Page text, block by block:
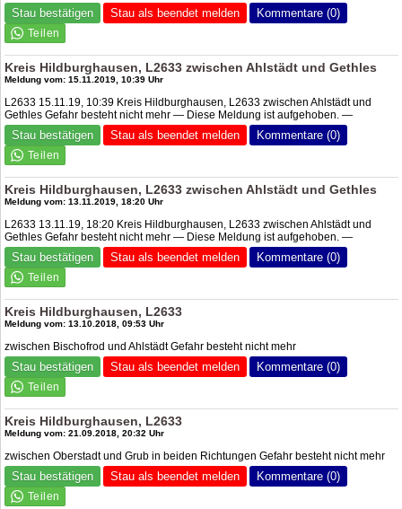
Stau bestätigen Stau als beendet melden Kommentare (0)
Kreis Hildburghausen, L2633 zwischen Ahlstädt und Gethles
Meldung vom: 15.11.2019, 10:39 Uhr
L2633 15.11.19, 10:39 Kreis Hildburghausen, L2633 zwischen Ahlstädt und
Gethles Gefahr besteht nicht mehr — Diese Meldung ist aufgehoben. —
Stau bestätigen Stau als beendet melden Kommentare (0)
Kreis Hildburghausen, L2633 zwischen Ahlstädt und Gethles
Meldung vom: 13.11.2019, 18:20 Uhr
L2633 13.11.19, 18:20 Kreis Hildburghausen, L2633 zwischen Ahlstädt und
Gethles Gefahr besteht nicht mehr — Diese Meldung ist aufgehoben. —
Stau bestätigen Stau als beendet melden Kommentare (0)
Kreis Hildburghausen, L2633
Meldung vom: 13.10.2018, 09:53 Uhr
zwischen Bischofrod und Ahlstädt Gefahr besteht nicht mehr
Stau bestätigen Stau als beendet melden Kommentare (0)
Kreis Hildburghausen, L2633
Meldung vom: 21.09.2018, 20:32 Uhr
zwischen Oberstadt und Grub in beiden Richtungen Gefahr besteht nicht mehr
Stau bestätigen Stau als beendet melden Kommentare (0)